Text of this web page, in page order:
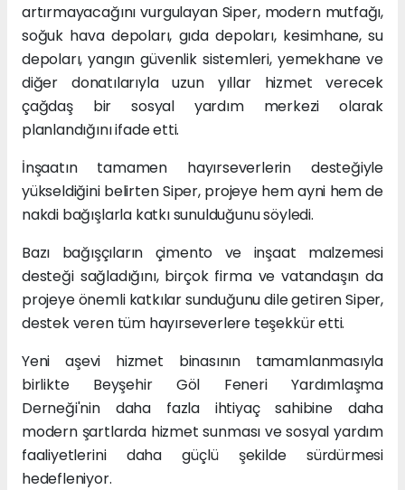
artırmayacağını vurgulayan Siper, modern mutfağı,
soğuk hava depoları, gıda depoları, kesimhane, su
depoları, yangın güvenlik sistemleri, yemekhane ve
diğer donatılarıyla uzun yıllar hizmet verecek
çağdaş bir sosyal yardım merkezi olarak
planlandığını ifade etti.
İnşaatın tamamen hayırseverlerin desteğiyle
yükseldiğini belirten Siper, projeye hem ayni hem de
nakdi bağışlarla katkı sunulduğunu söyledi.
Bazı bağışçıların çimento ve inşaat malzemesi
desteği sağladığını, birçok firma ve vatandaşın da
projeye önemli katkılar sunduğunu dile getiren Siper,
destek veren tüm hayırseverlere teşekkür etti.
Yeni aşevi hizmet binasının tamamlanmasıyla
birlikte Beyşehir Göl Feneri Yardımlaşma
Derneği'nin daha fazla ihtiyaç sahibine daha
modern şartlarda hizmet sunması ve sosyal yardım
faaliyetlerini daha güçlü şekilde sürdürmesi
hedefleniyor.